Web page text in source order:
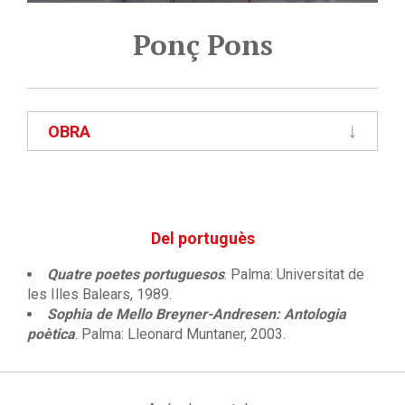
Ponç Pons
OBRA
Del portuguès
Quatre poetes portuguesos. Palma: Universitat de
les Illes Balears, 1989.
Sophia de Mello Breyner-Andresen: Antologia
poètica. Palma: Lleonard Muntaner, 2003.